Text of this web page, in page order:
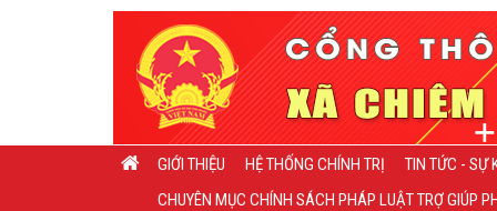
GIỚI THIỆU HỆ THỐNG CHÍNH TRỊ
TIN TỨC - SỰ
CHUYÊN MỤC CHÍNH SÁCH PHÁP LUẬT TRỢ GIÚP